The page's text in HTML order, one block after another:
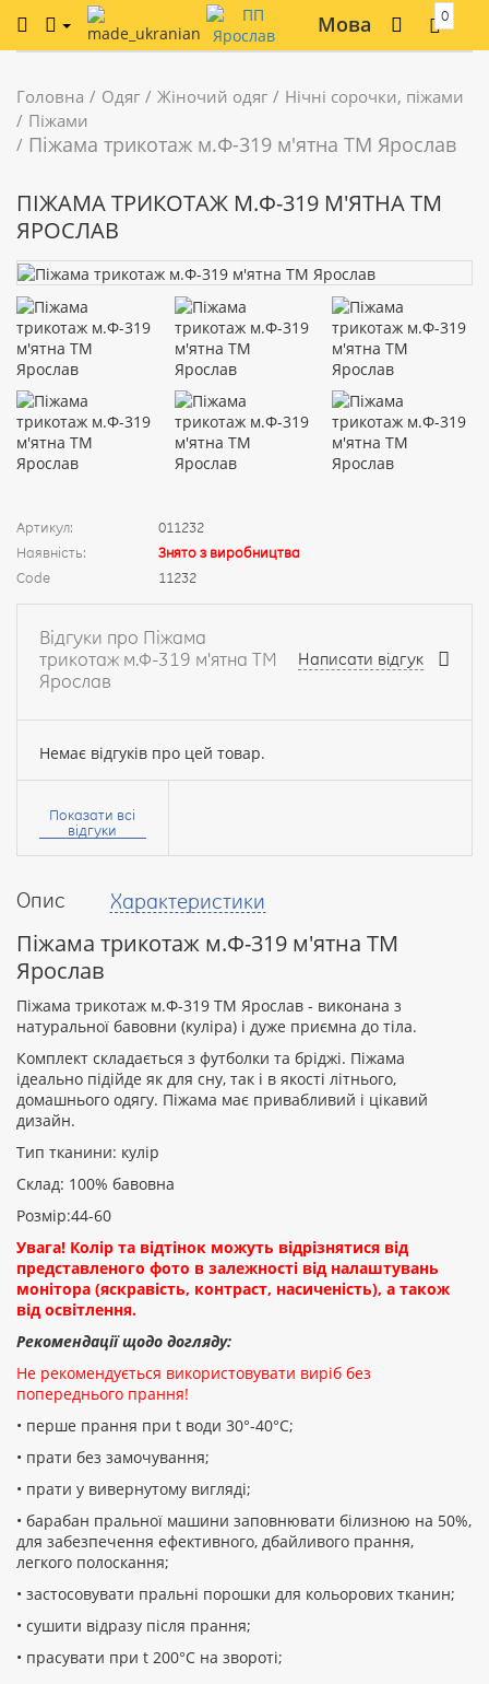
Мова 0
Головна Одяг Жіночий одяг
Нічні сорочки, піжами
Піжами
Піжама трикотаж м.Ф-319 м'ятна ТМ Ярослав
Опис Характеристики
Піжама трикотаж м.Ф-319 м'ятна ТМ
Ярослав
Піжама трикотаж м.Ф-319 ТМ Ярослав - виконана з
натуральної бавовни (куліра) і дуже приємна до тіла.
Комплект складається з футболки та бріджі. Піжама
ідеально підійде як для сну, так і в якості літнього,
домашнього одягу. Піжама має привабливий і цікавий
дизайн.
Тип тканини: кулір
Склад: 100% бавовна
Розмір:44-60
Увага! Колір та відтінок можуть відрізнятися від
представленого фото в залежності від налаштувань
монітора (яскравість, контраст, насиченість), а також
від освітлення.
Рекомендації щодо догляду:
Не рекомендується використовувати виріб без
попереднього прання!
• перше прання при t води 30°-40°C;
• прати без замочування;
• прати у вивернутому вигляді;
• барабан пральної машини заповнювати білизною на 50%,
для забезпечення ефективного, дбайливого прання,
легкого полоскання;
• застосовувати пральні порошки для кольорових тканин;
• сушити відразу після прання;
• прасувати при t 200°С на звороті;
ПІЖАМА ТРИКОТАЖ М.Ф-319 М'ЯТНА ТМ
ЯРОСЛАВ
Артикул:
011232
Наявність:
Знято з виробництва
Code
11232
Відгуки про Піжама
трикотаж м.Ф-319 м'ятна ТМ
Ярослав
Написати відгук
Немає відгуків про цей товар.
Ваше
Ваш
Рейтинг:
ПРОДОВЖИТИ
Показати всі
відгуки